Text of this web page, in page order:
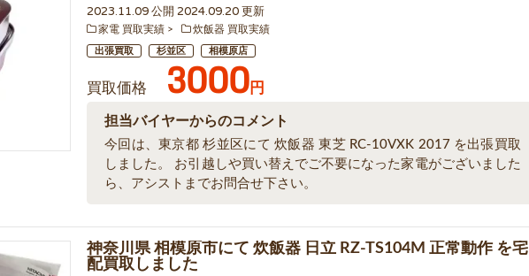
2023.11.09 公開 2024.09.20 更新
家電 買取実績 炊飯器 買取実績
出張買取 杉並区 相模原店
買取価格 3000円
担当バイヤーからのコメント
今回は、東京都 杉並区にて 炊飯器 東芝 RC-10VXK 2017 を出張買取
しました。 お引越しや買い替えでご不要になった家電がございました
ら、アシストまでお問合せ下さい。
神奈川県 相模原市にて 炊飯器 日立 RZ-TS104M 正常動作 を宅
配買取しました